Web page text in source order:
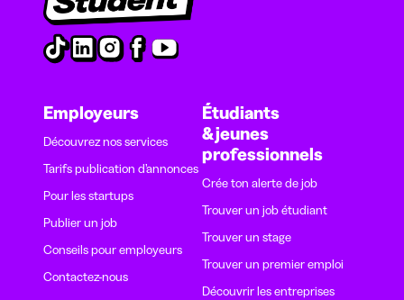
Employeurs
Découvrez nos services
Tarifs publication d’annonces
Pour les startups
Publier un job
Conseils pour employeurs
Contactez-nous
Étudiants
& jeunes
professionnels
Crée ton alerte de job
Trouver un job étudiant
Trouver un stage
Trouver un premier emploi
Découvrir les entreprises